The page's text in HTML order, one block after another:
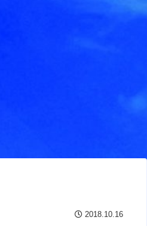
2018.10.16